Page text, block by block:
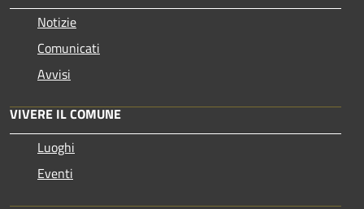
Notizie
Comunicati
Avvisi
VIVERE IL COMUNE
Luoghi
Eventi